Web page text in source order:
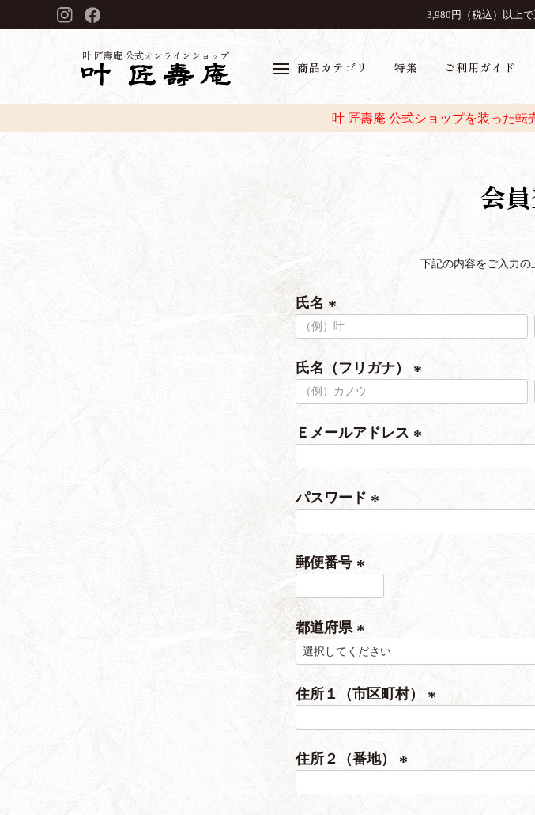
3,980円（税込）以上で
叶 匠壽庵 公式オンラインショップ
商品カテゴリ 特集 ご利用ガイド
叶 匠壽庵 公式ショップを装った
会
下記の内容をご入力の
氏名
必
須
氏名（フリガナ）
須
Ｅメールアドレス
パスワード
郵便番号
須
)
都道府県
(
必
須
住所１（市区町村）
住所２（番地）